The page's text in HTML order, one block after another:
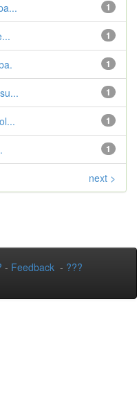
1
1
1
1
1
1
next >
- Feedback - ???